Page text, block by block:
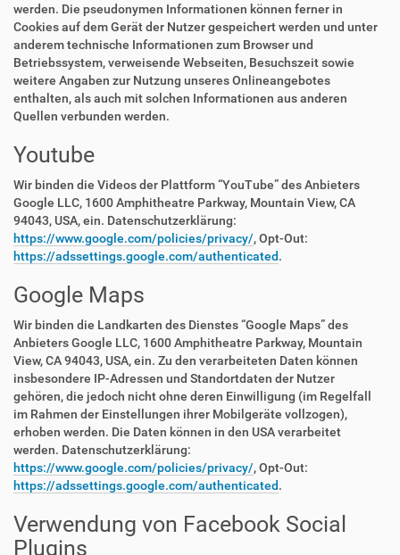
werden. Die pseudonymen Informationen können ferner in
Cookies auf dem Gerät der Nutzer gespeichert werden und unter
anderem technische Informationen zum Browser und
Betriebssystem, verweisende Webseiten, Besuchszeit sowie
weitere Angaben zur Nutzung unseres Onlineangebotes
enthalten, als auch mit solchen Informationen aus anderen
Quellen verbunden werden.
Youtube
Wir binden die Videos der Plattform “YouTube” des Anbieters
Google LLC, 1600 Amphitheatre Parkway, Mountain View, CA
94043, USA, ein. Datenschutzerklärung:
https://www.google.com/policies/privacy/, Opt-Out:
https://adssettings.google.com/authenticated.
Google Maps
Wir binden die Landkarten des Dienstes “Google Maps” des
Anbieters Google LLC, 1600 Amphitheatre Parkway, Mountain
View, CA 94043, USA, ein. Zu den verarbeiteten Daten können
insbesondere IP-Adressen und Standortdaten der Nutzer
gehören, die jedoch nicht ohne deren Einwilligung (im Regelfall
im Rahmen der Einstellungen ihrer Mobilgeräte vollzogen),
erhoben werden. Die Daten können in den USA verarbeitet
werden. Datenschutzerklärung:
https://www.google.com/policies/privacy/, Opt-Out:
https://adssettings.google.com/authenticated.
Verwendung von Facebook Social
Plugins